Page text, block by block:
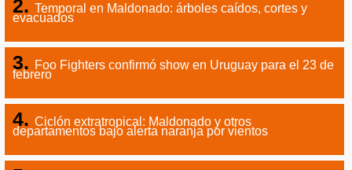
Temporal en Maldonado: árboles caídos, cortes y
evacuados
Foo Fighters confirmó show en Uruguay para el 23 de
febrero
Ciclón extratropical: Maldonado y otros
departamentos bajo alerta naranja por vientos